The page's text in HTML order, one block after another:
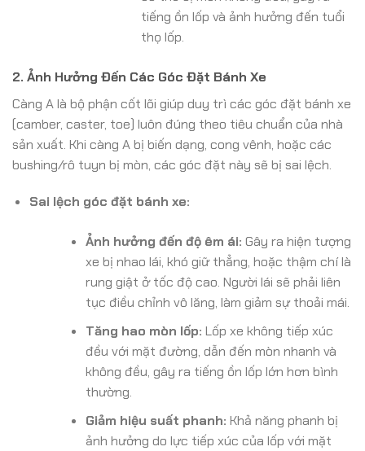
tiếng ồn lốp và ảnh hưởng đến tuổi
thọ lốp.
2. Ảnh Hưởng Đến Các Góc Đặt Bánh Xe
Càng A là bộ phận cốt lõi giúp duy trì các góc đặt bánh xe
(camber, caster, toe) luôn đúng theo tiêu chuẩn của nhà
sản xuất. Khi càng A bị biến dạng, cong vênh, hoặc các
bushing/rô tuyn bị mòn, các góc đặt này sẽ bị sai lệch.
Sai lệch góc đặt bánh xe:
Ảnh hưởng đến độ êm ái: Gây ra hiện tượng
xe bị nhao lái, khó giữ thẳng, hoặc thậm chí là
rung giật ở tốc độ cao. Người lái sẽ phải liên
tục điều chỉnh vô lăng, làm giảm sự thoải mái.
Tăng hao mòn lốp: Lốp xe không tiếp xúc
đều với mặt đường, dẫn đến mòn nhanh và
không đều, gây ra tiếng ồn lốp lớn hơn bình
thường.
Giảm hiệu suất phanh: Khả năng phanh bị
ảnh hưởng do lực tiếp xúc của lốp với mặt